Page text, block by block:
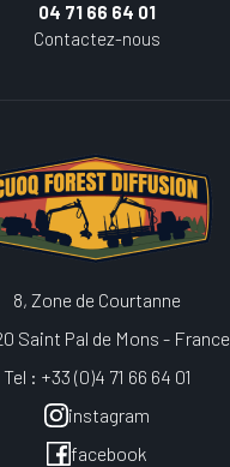
04 71 66 64 01
Contactez-nous
8, Zone de Courtanne
Saint Pal de Mons - France
Tel : +33 (0)4 71 66 64 01
instagram
facebook